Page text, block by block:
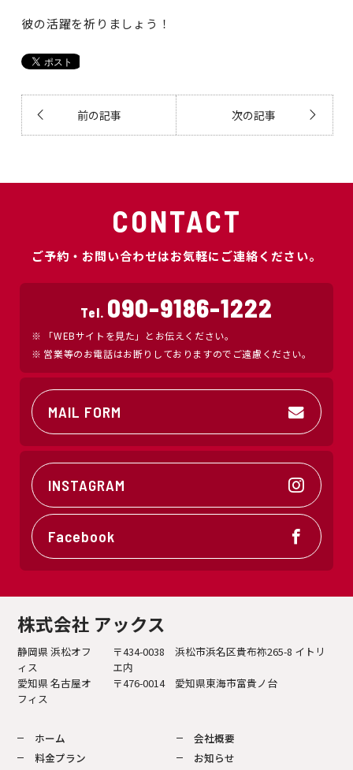
彼の活躍を祈りましょう！
前の記事 次の記事
CONTACT
ご予約・お問い合わせはお気軽にご連絡ください。
Tel. 090-9186-1222
「WEBサイトを見た」とお伝えください。
営業等のお電話はお断りしておりますのでご遠慮ください。
MAIL FORM
INSTAGRAM
Facebook
株式会社 アックス
静岡県 浜松オフ
ィス
〒434-0038 浜松市浜名区貴布祢265-8 イトリ
エ内
愛知県 名古屋オ
フィス
〒476-0014 愛知県東海市富貴ノ台
ホーム
料金プラン
会社概要
お知らせ